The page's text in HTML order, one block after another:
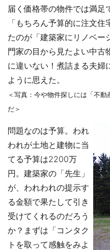
届く価格帯の物件では満足
「もちろん予算的に注文
たのが「建築家にリノベー
門家の目から見たよい中古
に違いない！煮詰まる夫婦
ように思えた。
＜写真：今や物件探しには「不動
だ＞
問題なのは予算。われ
われが土地と建物に当
てる予算は2200万
円。建築家の「先生」
が、われわれの提示す
る金額で果たして引き
受けてくれるのだろう
か？まずは「コンタク
トを取って感触をみよ